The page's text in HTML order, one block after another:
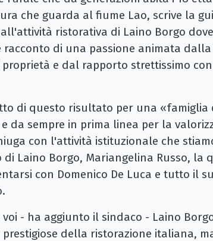
che guarda al fiume Lao, scrive la
ristorativa di Laino Borgo
racconto di una passione animata
e dal rapporto strettissimo
di questo risultato per una «famiglia
da sempre in prima linea per la
con l'attività istituzionale che
di Laino Borgo, Mariangelina Russo, la
con Domenico De Luca e tutto il
voi - ha aggiunto il sindaco - Laino
prestigiose della ristorazione italiana,